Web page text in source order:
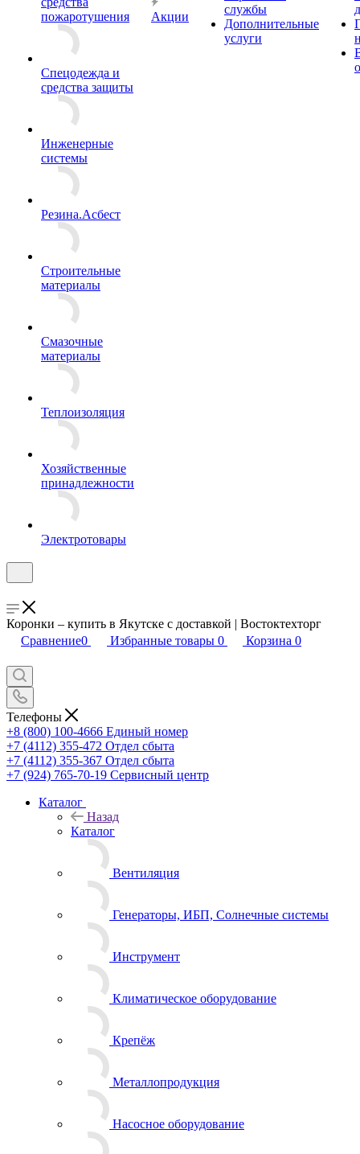
пожаротушения
Спецодежда и
средства защиты
Инженерные
системы
Резина.Асбест
Строительные
материалы
Смазочные
материалы
Теплоизоляция
Хозяйственные
принадлежности
Электротовары
Акции
службы
Дополнительные
услуги
Коронки – купить в Якутске с доставкой | Востоктехторг
Сравнение0 Избранные товары 0 Корзина 0
Телефоны
+8 (800) 100-4666 Единый номер
+7 (4112) 355-472 Отдел сбыта
+7 (4112) 355-367 Отдел сбыта
+7 (924) 765-70-19 Сервисный центр
Каталог
Назад
Каталог
Вентиляция
Генераторы, ИБП, Солнечные системы
Инструмент
Климатическое оборудование
Крепёж
Металлопродукция
Насосное оборудование